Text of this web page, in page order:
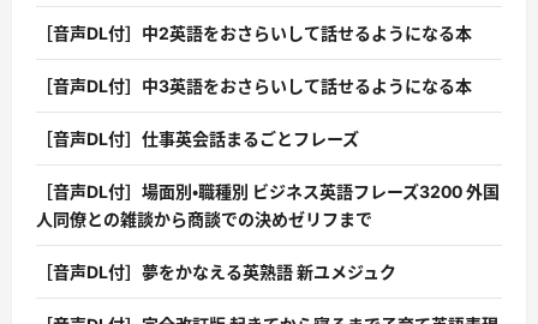
［音声DL付］中2英語をおさらいして話せるようになる本
［音声DL付］中3英語をおさらいして話せるようになる本
［音声DL付］仕事英会話まるごとフレーズ
［音声DL付］場面別・職種別 ビジネス英語フレーズ3200 外国
人同僚との雑談から商談での決めゼリフまで
［音声DL付］夢をかなえる英熟語 新ユメジュク